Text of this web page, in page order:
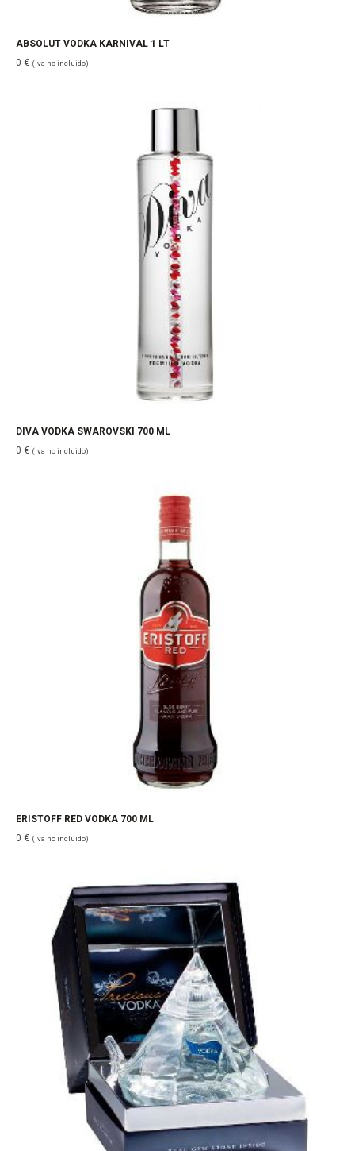
ABSOLUT VODKA KARNIVAL 1 LT
0 € (Iva no incluido)
DIVA VODKA SWAROVSKI 700 ML
0 € (Iva no incluido)
ERISTOFF RED VODKA 700 ML
0 € (Iva no incluido)